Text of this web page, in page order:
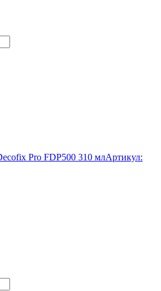
Pro FDP500 310 млАртикул: